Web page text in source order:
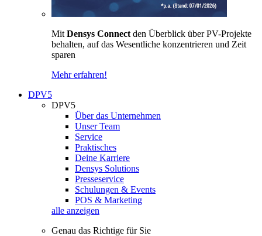
Mit Densys Connect den Überblick über PV-Projekte
behalten, auf das Wesentliche konzentrieren und Zeit
sparen
Mehr erfahren!
DPV5
DPV5
Über das Unternehmen
Unser Team
Service
Praktisches
Deine Karriere
Densys Solutions
Presseservice
Schulungen & Events
POS & Marketing
alle anzeigen
Genau das Richtige für Sie